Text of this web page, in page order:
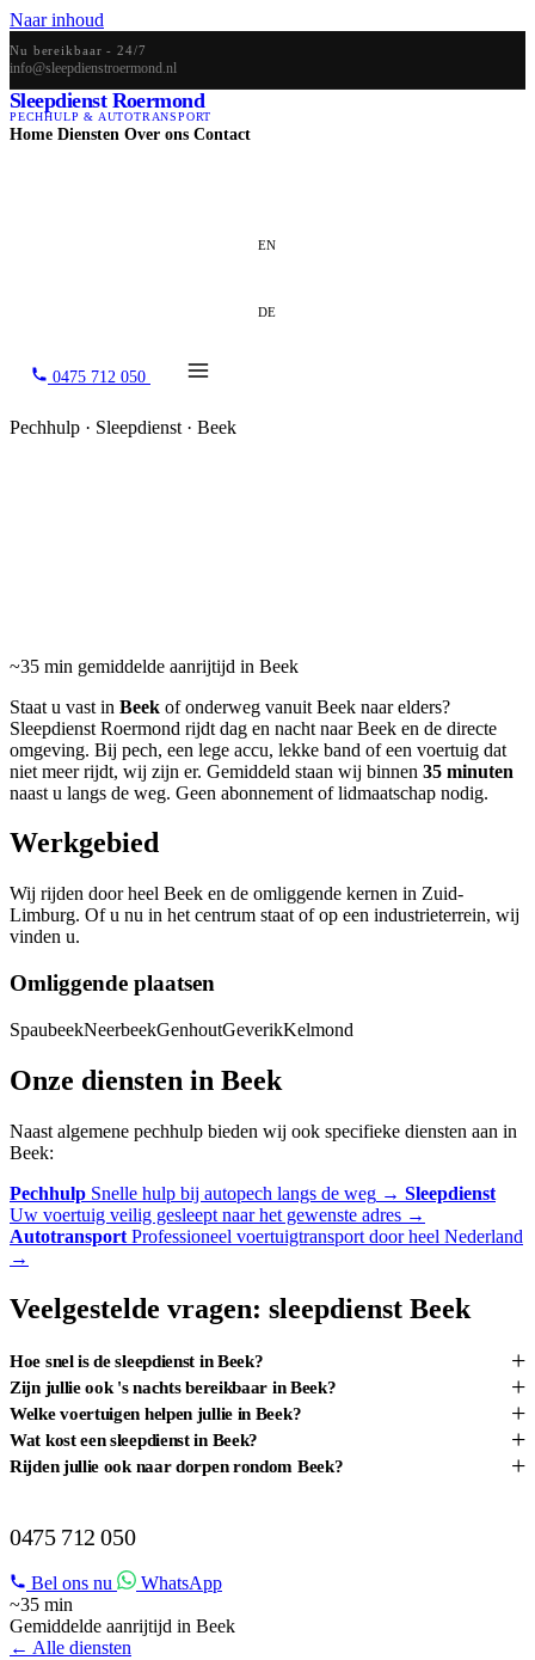
Naar inhoud
Nu bereikbaar - 24/7
info@sleepdienstroermond.nl
Sleepdienst Roermond
PECHHULP & AUTOTRANSPORT
Home Diensten Over ons Contact
EN
DE
0475 712 050
Pechhulp · Sleepdienst · Beek
~35 min gemiddelde aanrijtijd in Beek
Staat u vast in Beek of onderweg vanuit Beek naar elders?
Sleepdienst Roermond rijdt dag en nacht naar Beek en de directe
omgeving. Bij pech, een lege accu, lekke band of een voertuig dat
niet meer rijdt, wij zijn er. Gemiddeld staan wij binnen 35 minuten
naast u langs de weg. Geen abonnement of lidmaatschap nodig.
Werkgebied
Wij rijden door heel Beek en de omliggende kernen in Zuid-
Limburg. Of u nu in het centrum staat of op een industrieterrein, wij
vinden u.
Omliggende plaatsen
SpaubeekNeerbeekGenhoutGeverikKelmond
Onze diensten in Beek
Naast algemene pechhulp bieden wij ook specifieke diensten aan in
Beek:
Pechhulp Snelle hulp bij autopech langs de weg → Sleepdienst
Uw voertuig veilig gesleept naar het gewenste adres →
Autotransport Professioneel voertuigtransport door heel Nederland
→
Veelgestelde vragen: sleepdienst Beek
Hoe snel is de sleepdienst in Beek? +
Zijn jullie ook 's nachts bereikbaar in Beek? +
Welke voertuigen helpen jullie in Beek? +
Wat kost een sleepdienst in Beek? +
Rijden jullie ook naar dorpen rondom Beek? +
0475 712 050
Bel ons nu
WhatsApp
~35 min
Gemiddelde aanrijtijd in Beek
← Alle diensten